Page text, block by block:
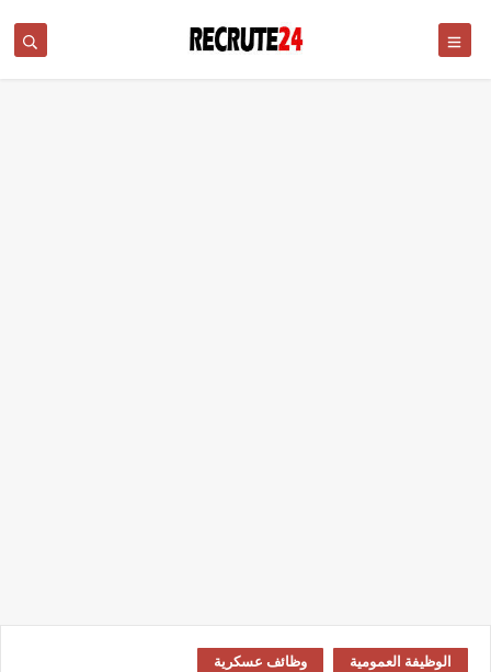
الوظيفة العمومية وظائف عسكرية